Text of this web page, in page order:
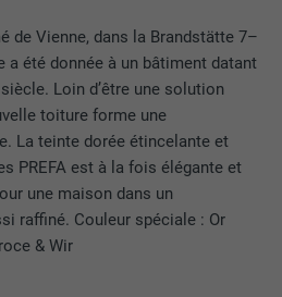
de Vienne, dans la Brandstätte 7–
a été donnée à un bâtiment datant
Loin d’être une solution
toiture forme une
La teinte dorée étincelante et
PREFA est à la fois élégante et
une maison dans un
raffiné. Couleur spéciale : Or
& Wir